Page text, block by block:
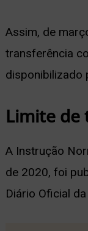
Assim, de
transferência
disponibilizado
Limite de
A Instrução
de 2020, foi
Diário Oficial da